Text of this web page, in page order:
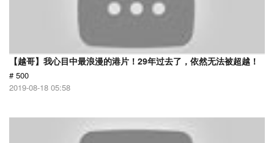
【越哥】我心目中最浪漫的港片！29年过去了，依然无法被超越！
# 500
2019-08-18 05:58